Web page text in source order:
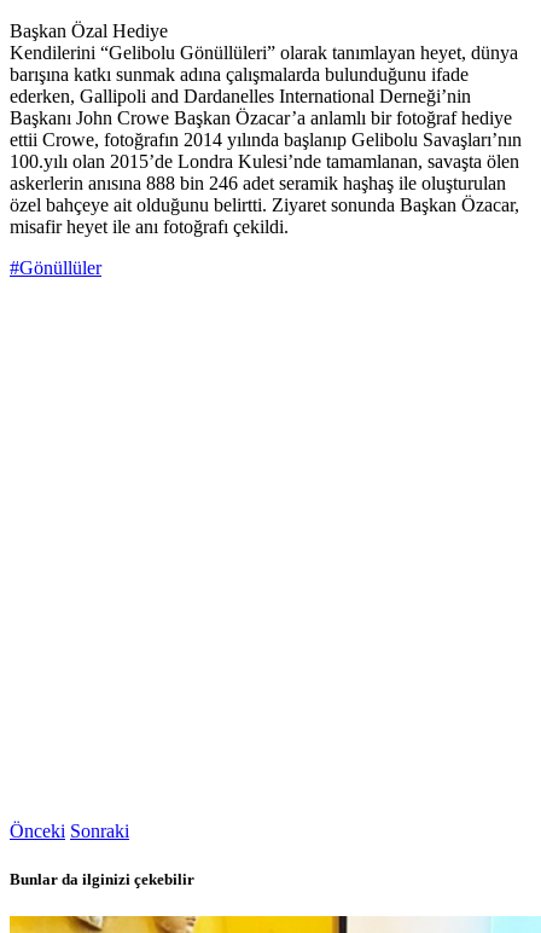
Başkan Özal Hediye
Kendilerini “Gelibolu Gönüllüleri” olarak tanımlayan heyet, dünya
barışına katkı sunmak adına çalışmalarda bulunduğunu ifade
ederken, Gallipoli and Dardanelles International Derneği’nin
Başkanı John Crowe Başkan Özacar’a anlamlı bir fotoğraf hediye
ettii Crowe, fotoğrafın 2014 yılında başlanıp Gelibolu Savaşları’nın
100.yılı olan 2015’de Londra Kulesi’nde tamamlanan, savaşta ölen
askerlerin anısına 888 bin 246 adet seramik haşhaş ile oluşturulan
özel bahçeye ait olduğunu belirtti. Ziyaret sonunda Başkan Özacar,
misafir heyet ile anı fotoğrafı çekildi.
#Gönüllüler
Önceki Sonraki
Bunlar da ilginizi çekebilir